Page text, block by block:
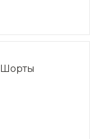
Шорты